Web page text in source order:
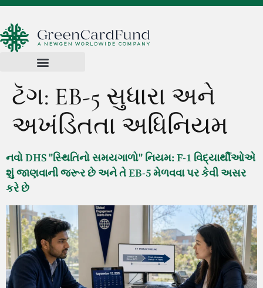
ટૅગ: EB-5 સુધારા અને
અખંડિતતા અધિનિયમ
નવો DHS "સ્થિતિનો સમયગાળો" નિયમ: F-1 વિદ્યાર્થીઓએ
શું જાણવાની જરૂર છે અને તે EB-5 મેળવવા પર કેવી અસર
કરે છે